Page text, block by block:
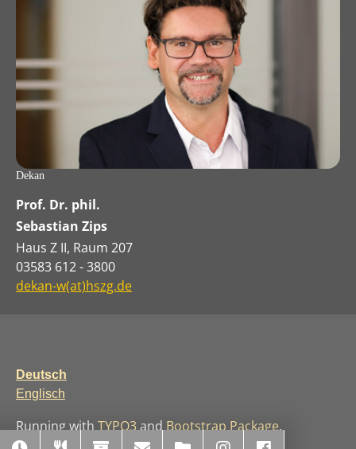
Dekan
Prof. Dr. phil.
Sebastian Zips
Haus Z II, Raum 207
03583 612 - 3800
dekan-w(at)hszg.de
Deutsch
Englisch
Running withTYPO3andBootstrap Package.